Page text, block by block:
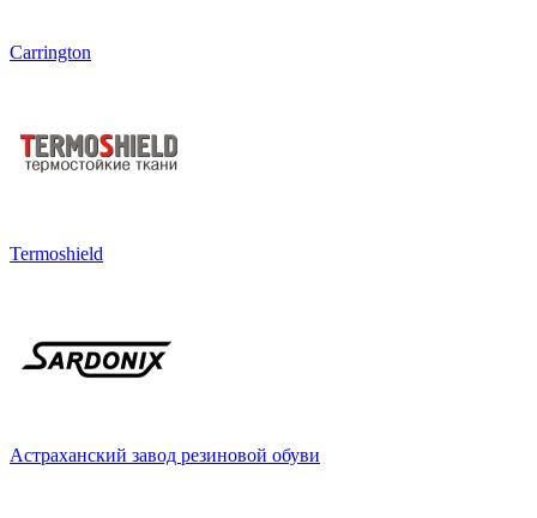
Carrington
Termoshield
Астраханский завод резиновой обуви